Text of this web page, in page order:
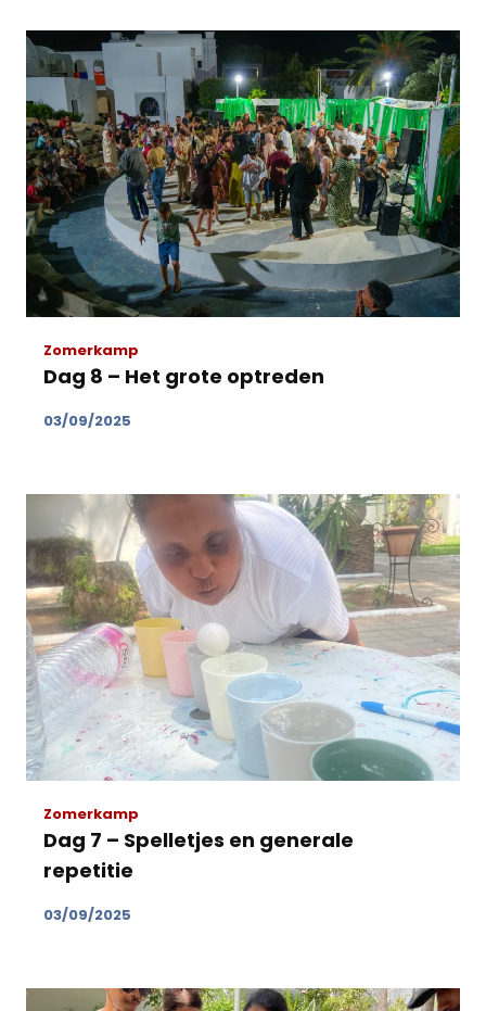
Zomerkamp
Dag 8 – Het grote optreden
03/09/2025
Zomerkamp
Dag 7 – Spelletjes en generale
repetitie
03/09/2025